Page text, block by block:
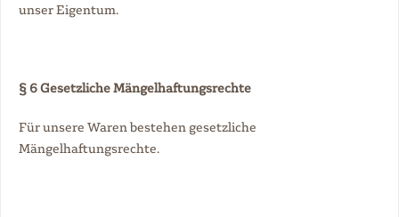
unser Eigentum.
§ 6 Gesetzliche Mängelhaftungsrechte
Für unsere Waren bestehen gesetzliche
Mängelhaftungsrechte.